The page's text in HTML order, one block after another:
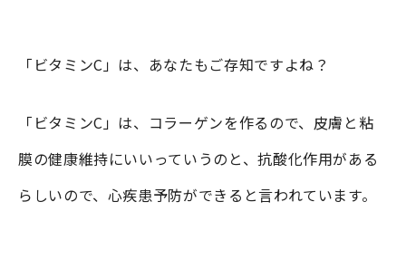
「ビタミンC」は、あなたもご存知ですよね？
「ビタミンC」は、コラーゲンを作るので、皮膚と粘
膜の健康維持にいいっていうのと、抗酸化作用がある
らしいので、心疾患予防ができると言われています。